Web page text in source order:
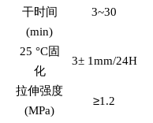
干时间
(min)
3~30
25 °C固
化
3± 1mm/24H
拉伸强度
(MPa)
≥1.2